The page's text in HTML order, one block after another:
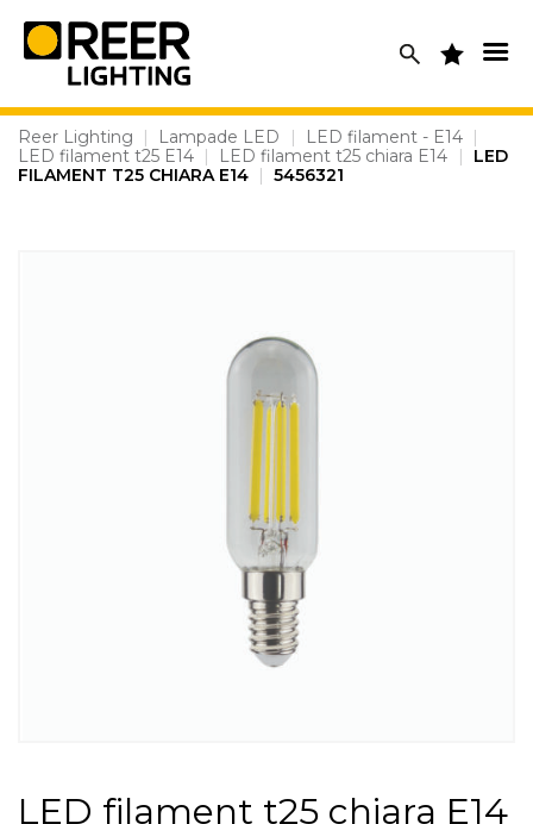
content
Reer Lighting | Lampade LED | LED filament - E14 |
LED filament t25 E14 | LED filament t25 chiara E14 |
LED
FILAMENT T25 CHIARA E14 | 5456321
LED filament t25 chiara E14